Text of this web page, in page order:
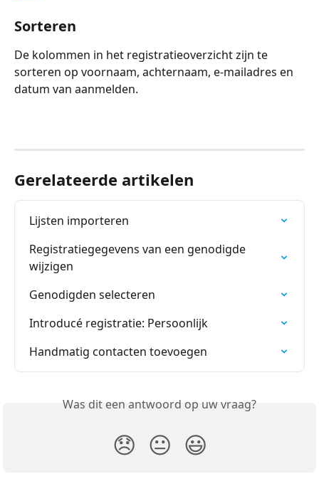
Sorteren
De kolommen in het registratieoverzicht zijn te
sorteren op voornaam, achternaam, e-mailadres en
datum van aanmelden.
Gerelateerde artikelen
Lijsten importeren
Registratiegegevens van een genodigde
wijzigen
Genodigden selecteren
Introducé registratie: Persoonlijk
Handmatig contacten toevoegen
Was dit een antwoord op uw vraag?
😞 😐 😃